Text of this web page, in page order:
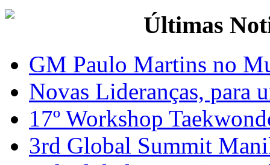
Últimas
GM Paulo Martins no
Novas Lideranças, para
17º Workshop
3rd Global Summit